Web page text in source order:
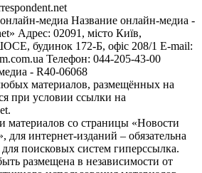
медиа Название онлайн-медиа -
Адрес: 02091, місто Київ,
будинок 172-Б, офіс 208/1 E-mail:
Телефон: 044-205-43-00
- R40-06068
материалов, размещённых на
при условии ссылки на
материалов со страницы «Новости
интернет-изданий – обязательна
поисковых систем гиперссылка.
размещена в независимости от